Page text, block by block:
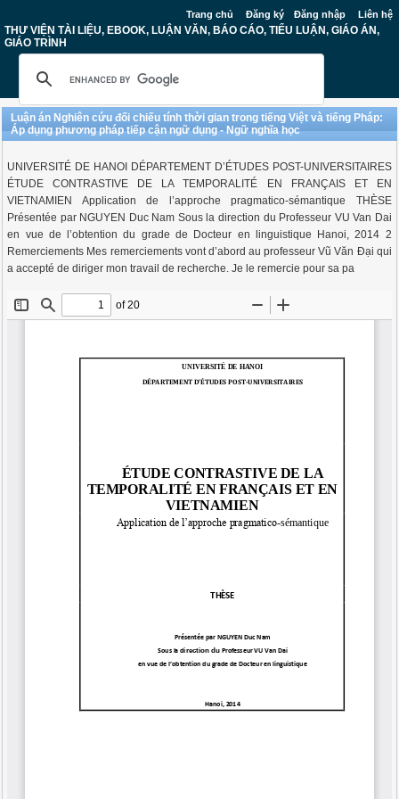
Trang chủ Đăng ký Đăng nhập Liên hệ
THƯ VIỆN TÀI LIỆU, EBOOK, LUẬN VĂN, BÁO CÁO, TIỂU LUẬN, GIÁO ÁN,
GIÁO TRÌNH
Luận án Nghiên cứu đối chiếu tính thời gian trong tiếng Việt và tiếng Pháp:
Áp dụng phương pháp tiếp cận ngữ dụng - Ngữ nghĩa học
UNIVERSITÉ DE HANOI DÉPARTEMENT D’ÉTUDES POST-UNIVERSITAIRES
ÉTUDE CONTRASTIVE DE LA TEMPORALITÉ EN FRANÇAIS ET EN
VIETNAMIEN Application de l’approche pragmatico-sémantique THÈSE
Présentée par NGUYEN Duc Nam Sous la direction du Professeur VU Van Dai
en vue de l’obtention du grade de Docteur en linguistique Hanoi, 2014 2
Remerciements Mes remerciements vont d’abord au professeur Vũ Văn Đại qui
a accepté de diriger mon travail de recherche. Je le remercie pour sa pa